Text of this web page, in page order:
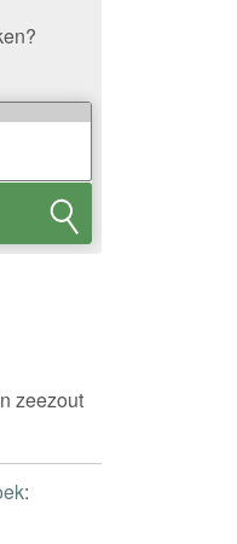
zeezout
: